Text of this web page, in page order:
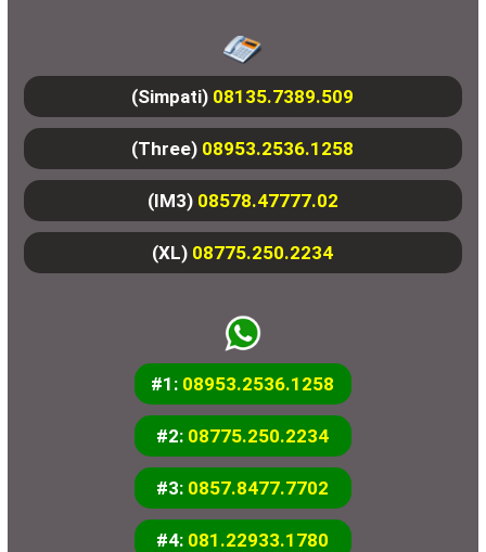
(Simpati) 08135.7389.509
(Three) 08953.2536.1258
(IM3) 08578.47777.02
(XL) 08775.250.2234
#1: 08953.2536.1258
#2: 08775.250.2234
#3: 0857.8477.7702
#4: 081.22933.1780